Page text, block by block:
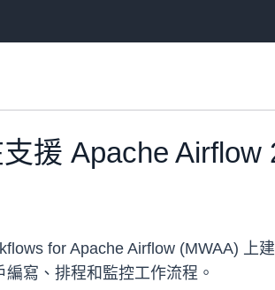
援 Apache Airflow
for Apache Airflow (MWAA) 上
寫、排程和監控工作流程。